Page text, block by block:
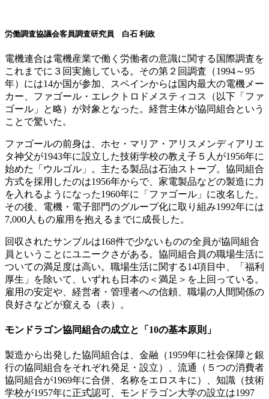
労働調査協議会客員調査研究員 白石 利政
電機連合は電機産業で働く労働者の意識に関する国際調査を
これまでに３回実施している。その第２回調査（1994～95
年）には14か国が参加、スペインからは国内最大の電機メー
カー、ファゴール・エレクトロドメスティコス（以下「ファ
ゴール」と略）が対象となった。経営主体が協同組合という
ことで驚いた。
ファゴールの前身は、ホセ・マリア・アリスメンディアリエ
タ神父が1943年に設立した技術学校の教え子５人が1956年に
始めた「ウルゴル」。主たる製品は石油ストーブ。協同組合
方式を採用したのは1956年からで、家電製品などの製造に力
を入れるようになった1960年に「ファゴール」に改名した。
その後、電機・電子部門のグループ化に取り組み1992年には
7,000人もの雇用を抱えるまでに成長した。
回収されたサンプルは168件で少ないものの全員が協同組合
員ということにユニークさがある。協同組合員の職場生活に
ついての満足度は高い。職場生活に関する14項目中、「福利
厚生」を除いて、いずれも日本の＜満足＞を上回っている。
雇用の安定や、経営者・管理者への信頼、職場の人間関係の
良好さなどが窺える（表）。
モンドラゴン協同組合の成立と「10の基本原則」
製造から出発した協同組合は、金融（1959年に社会保障と銀
行の協同組合をそれぞれ発足・設立）、流通（５つの消費者
協同組合が1969年に合併、名称をエロスキに）、知識（技術
学校が1957年に正式認可、モンドラゴン大学の設立は1997